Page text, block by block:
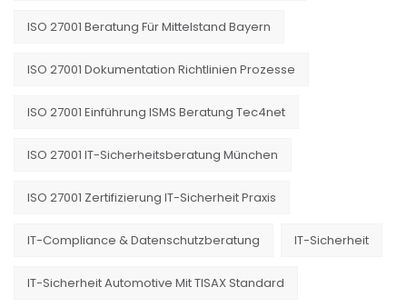
ISO 27001 Beratung Für Mittelstand Bayern
ISO 27001 Dokumentation Richtlinien Prozesse
ISO 27001 Einführung ISMS Beratung Tec4net
ISO 27001 IT-Sicherheitsberatung München
ISO 27001 Zertifizierung IT-Sicherheit Praxis
IT-Compliance & Datenschutzberatung IT-Sicherheit
IT-Sicherheit Automotive Mit TISAX Standard